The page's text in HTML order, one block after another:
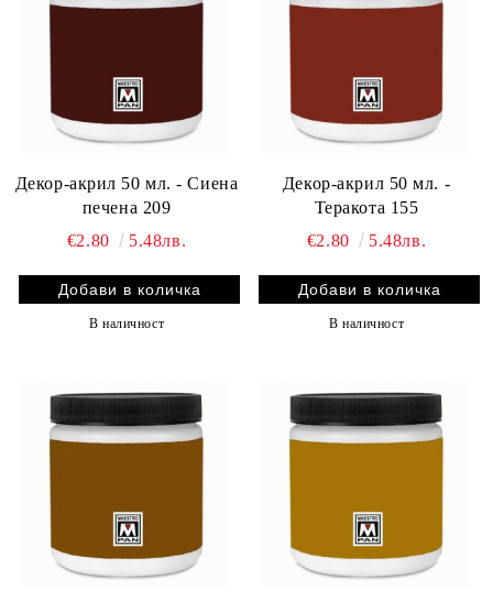
Декор-акрил 50 мл. - Сиена
печена 209
€2.80
5.48лв.
В наличност
Декор-акрил 50 мл. -
Теракота 155
€2.80
5.48лв.
В наличност